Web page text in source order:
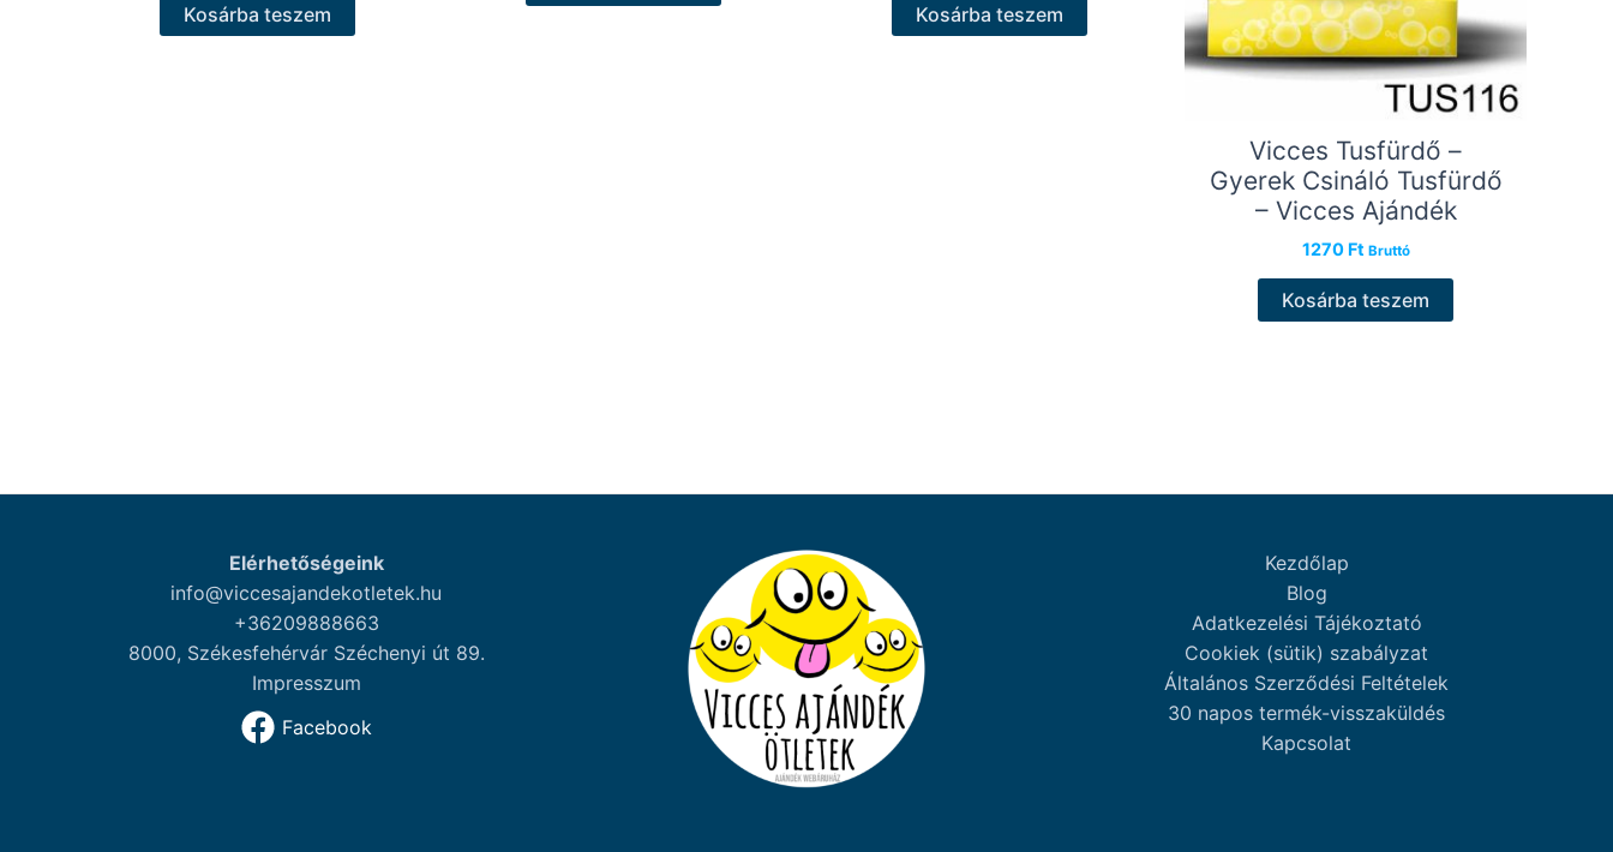
Kosárba teszem Kosárba teszem
Vicces Tusfürdő –
Gyerek Csináló Tusfürdő
– Vicces Ajándék
1270 Ft Bruttó
Kosárba teszem
Elérhetőségeink
info@viccesajandekotletek.hu
+36209888663
8000, Székesfehérvár Széchenyi út 89.
Impresszum
Facebook
Kezdőlap
Blog
Adatkezelési Tájékoztató
Cookiek (sütik) szabályzat
Általános Szerződési Feltételek
30 napos termék-visszaküldés
Kapcsolat